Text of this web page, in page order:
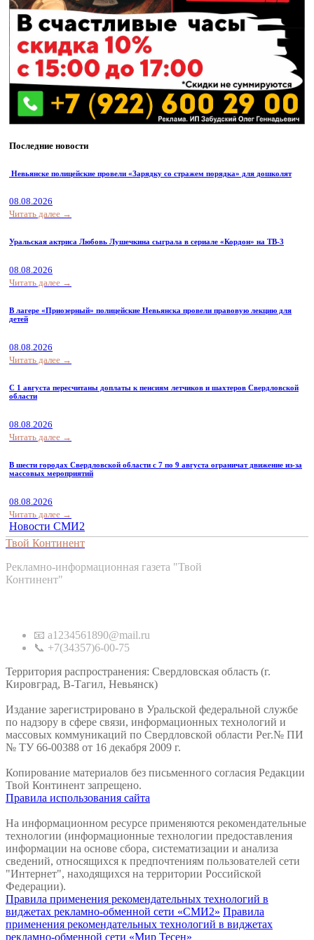
Последние новости
Невьянске полицейские провели «Зарядку со стражем порядка» для дошколят
08.08.2026
Читать далее →
Уральская актриса Любовь Лушечкина сыграла в сериале «Кордон» на ТВ-3
08.08.2026
Читать далее →
В лагере «Приозерный» полицейские Невьянска провели правовую лекцию для
детей
08.08.2026
Читать далее →
С 1 августа пересчитаны доплаты к пенсиям летчиков и шахтеров Свердловской
области
08.08.2026
Читать далее →
В шести городах Свердловской области с 7 по 9 августа ограничат движение из-за
массовых мероприятий
08.08.2026
Читать далее →
Новости СМИ2
Твой Континент
Рекламно-информационная газета "Твой
Континент"
📧 a1234561890@mail.ru
📞 +7(34357)6-00-75
Территория распространения: Свердловская область (г.
Кировград, В-Тагил, Невьянск)
Издание зарегистрировано в Уральской федеральной службе
по надзору в сфере связи, информационных технологий и
массовых коммуникаций по Свердловской области Рег.№ ПИ
№ ТУ 66-00388 от 16 декабря 2009 г.
Копирование материалов без письменного согласия Редакции
Твой Континент запрещено.
Правила использования сайта
На информационном ресурсе применяются рекомендательные
технологии (информационные технологии предоставления
информации на основе сбора, систематизации и анализа
сведений, относящихся к предпочтениям пользователей сети
"Интернет", находящихся на территории Российской
Федерации).
Правила применения рекомендательных технологий в
виджетах рекламно-обменной сети «СМИ2» Правила
применения рекомендательных технологий в виджетах
рекламно-обменной сети «Мир Тесен»